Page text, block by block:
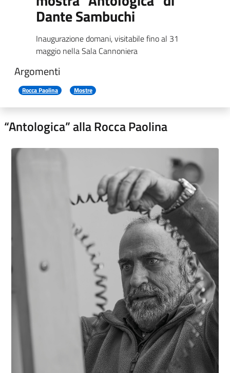
Dante Sambuchi
Inaugurazione domani, visitabile fino al 31
maggio nella Sala Cannoniera
Argomenti
Rocca Paolina Mostre
“Antologica” alla Rocca Paolina